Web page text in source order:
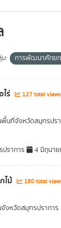
ม: การพัฒนาศักยภ
ร่ 127 total views
พื้นที่จังหวัดสมุทรปร
ราการ 4 มิถุนาย
ไม้ 180 total
จังหวัดสมุทรปราการ